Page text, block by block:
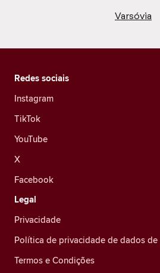
Varsóvia
Redes sociais
Instagram
TikTok
YouTube
X
Facebook
Legal
Privacidade
Política de privacidade de dados
Termos e Condições